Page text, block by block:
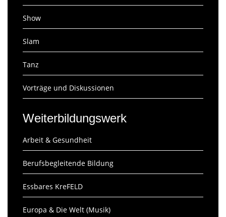
Show
Slam
Tanz
Vorträge und Diskussionen
Weiterbildungswerk
Arbeit & Gesundheit
Berufsbegleitende Bildung
Essbares KreFELD
Europa & Die Welt (Musik)